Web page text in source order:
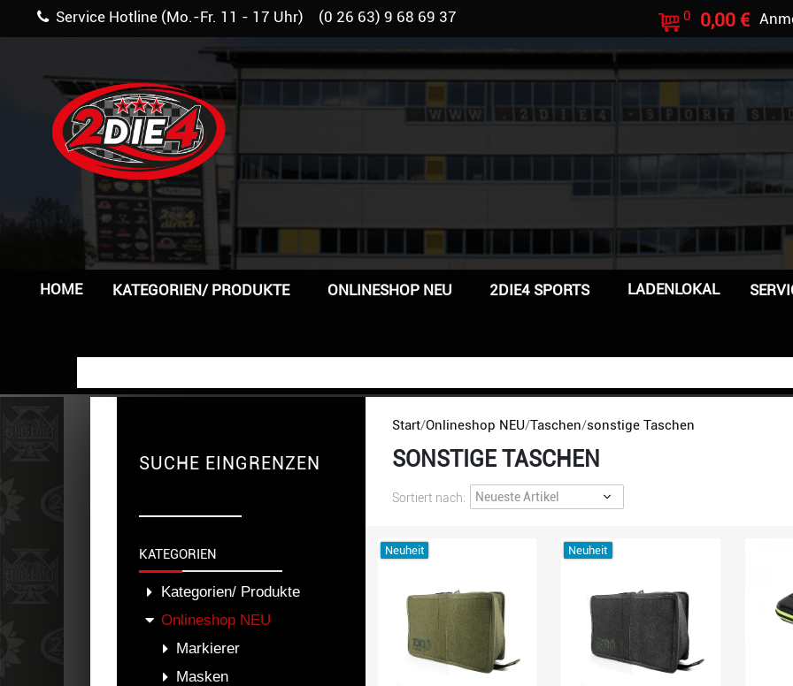
Service Hotline (Mo.-Fr. 11 - 17 Uhr) (0 26 63) 9 68 69 37 0 0,00 €
HOME KATEGORIEN/ PRODUKTE ONLINESHOP NEU 2DIE4 SPORTS LADENLOKAL
SUCHE EINGRENZEN
KATEGORIEN
Kategorien/ Produkte
Onlineshop NEU
Markierer
Masken
Start Onlineshop NEU Taschen sonstige Taschen
SONSTIGE TASCHEN
Sortiert nach:
Neuheit Neuheit